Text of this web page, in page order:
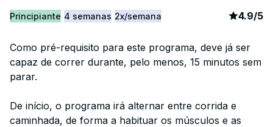
Principiante 4 semanas 2x/semana article
4.9/5
Como pré-requisito para este programa, deve já ser
capaz de correr durante, pelo menos, 15 minutos sem
parar.
De início, o programa irá alternar entre corrida e
caminhada, de forma a habituar os músculos e as